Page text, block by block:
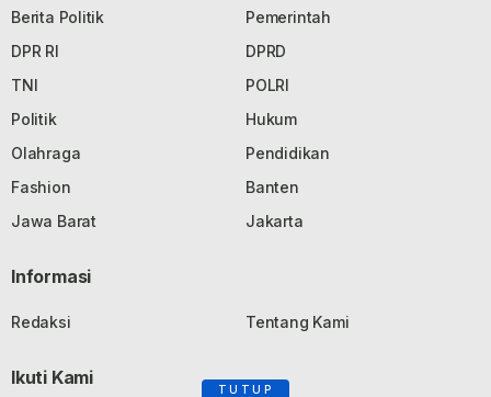
Berita Politik
Pemerintah
DPR RI
DPRD
TNI
POLRI
Politik
Hukum
Olahraga
Pendidikan
Fashion
Banten
Jawa Barat
Jakarta
Informasi
Redaksi Tentang Kami
Ikuti Kami
TUTUP